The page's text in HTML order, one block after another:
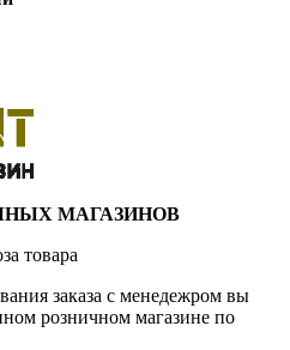
МАГАЗИНОВ
товара
заказа с менедежром вы
розничном магазине по